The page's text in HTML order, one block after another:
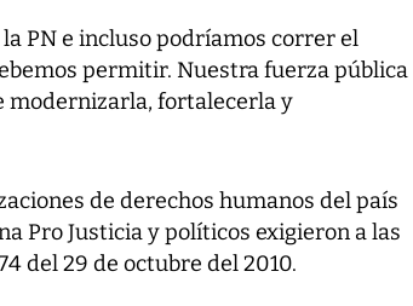
PN e incluso podríamos correr el
permitir. Nuestra fuerza pública
modernizarla, fortalecerla y
de derechos humanos del país
Pro Justicia y políticos exigieron a las
del 29 de octubre del 2010.